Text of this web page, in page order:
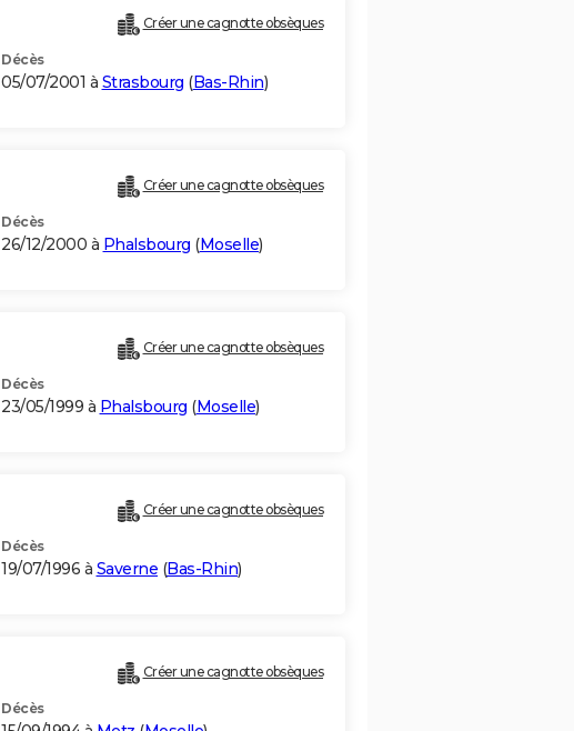
Créer une cagnotte obsèques
Décès
05/07/2001 à Strasbourg (Bas-Rhin)
Créer une cagnotte obsèques
Décès
26/12/2000 à Phalsbourg (Moselle)
Créer une cagnotte obsèques
Décès
23/05/1999 à Phalsbourg (Moselle)
Créer une cagnotte obsèques
Décès
19/07/1996 à Saverne (Bas-Rhin)
Créer une cagnotte obsèques
Décès